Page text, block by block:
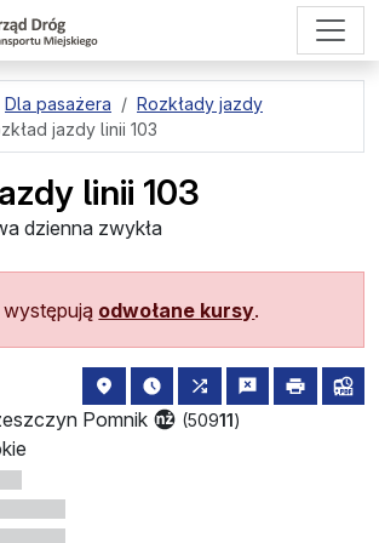
Dla pasażera
Rozkłady jazdy
jazdy linii 103
linii 103
dzienna zwykła
występują odwołane kursy.
Pomnik (50911)
lokalizacja przystanku na mapie
najbliższe odjazdy z tego
wszystkie linie
zgłośdrukuj